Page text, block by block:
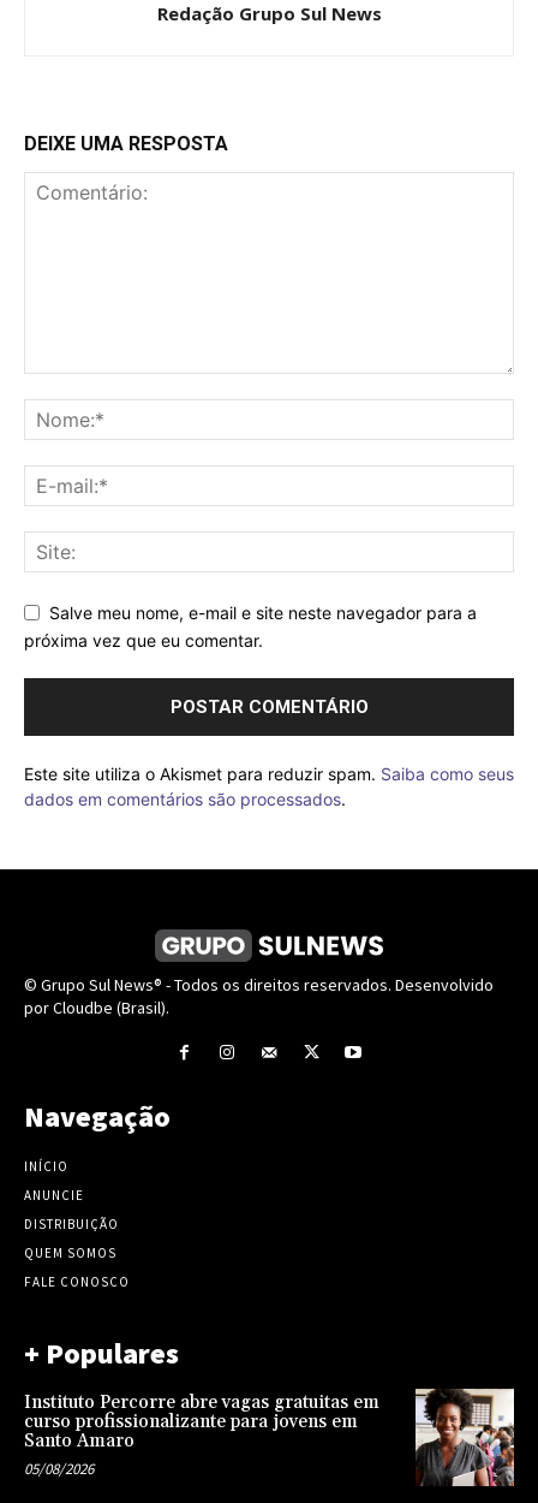
Redação Grupo Sul News
DEIXE UMA RESPOSTA
Salve meu nome, e-mail e site neste navegador para a
próxima vez que eu comentar.
Este site utiliza o Akismet para reduzir spam. Saiba como seus
dados em comentários são processados.
© Grupo Sul News® - Todos os direitos reservados. Desenvolvido
por Cloudbe (Brasil).
Navegação
INÍCIO
ANUNCIE
DISTRIBUIÇÃO
QUEM SOMOS
FALE CONOSCO
+ Populares
Instituto Percorre abre vagas gratuitas em
curso profissionalizante para jovens em
Santo Amaro
05/08/2026